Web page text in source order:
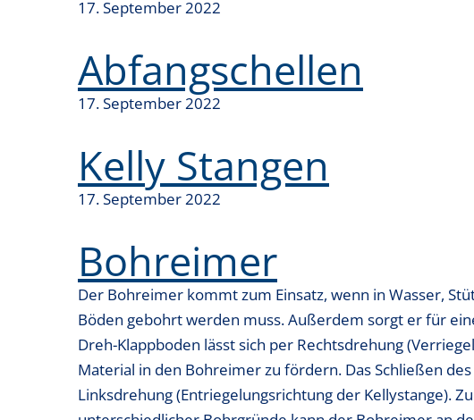
17. September 2022
Abfangschellen
17. September 2022
Kelly Stangen
17. September 2022
Bohreimer
Der Bohreimer kommt zum Einsatz, wenn in Wasser,
Böden gebohrt werden muss. Außerdem sorgt er für
Dreh-Klappboden lässt sich per Rechtsdrehung
Material in den Bohreimer zu fördern. Das Schließen
Linksdrehung (Entriegelungsrichtung der Kellystange).